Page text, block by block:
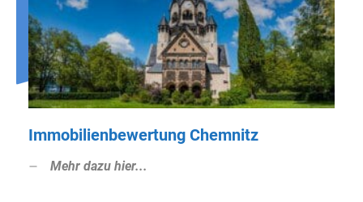
Immobilienbewertung Chemnitz
Mehr dazu hier...